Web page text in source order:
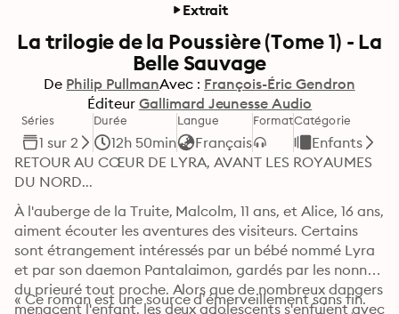
Extrait
La trilogie de la Poussière (Tome 1) - La
Belle Sauvage
De Philip PullmanAvec : François-Éric Gendron
Éditeur Gallimard Jeunesse Audio
Séries
1 sur 2
Durée
12h 50min
Langue
Français
FormatCatégorie
Enfants
RETOUR AU CŒUR DE LYRA, AVANT LES ROYAUMES
DU NORD...
À l'auberge de la Truite, Malcolm, 11 ans, et Alice, 16 ans,
aiment écouter les aventures des visiteurs. Certains
sont étrangement intéressés par un bébé nommé Lyra
et par son daemon Pantalaimon, gardés par les nonnes
du prieuré tout proche. Alors que de nombreux dangers
menacent l'enfant, les deux adolescents s'enfuient avec
« Ce roman est une source d’émerveillement sans fin.